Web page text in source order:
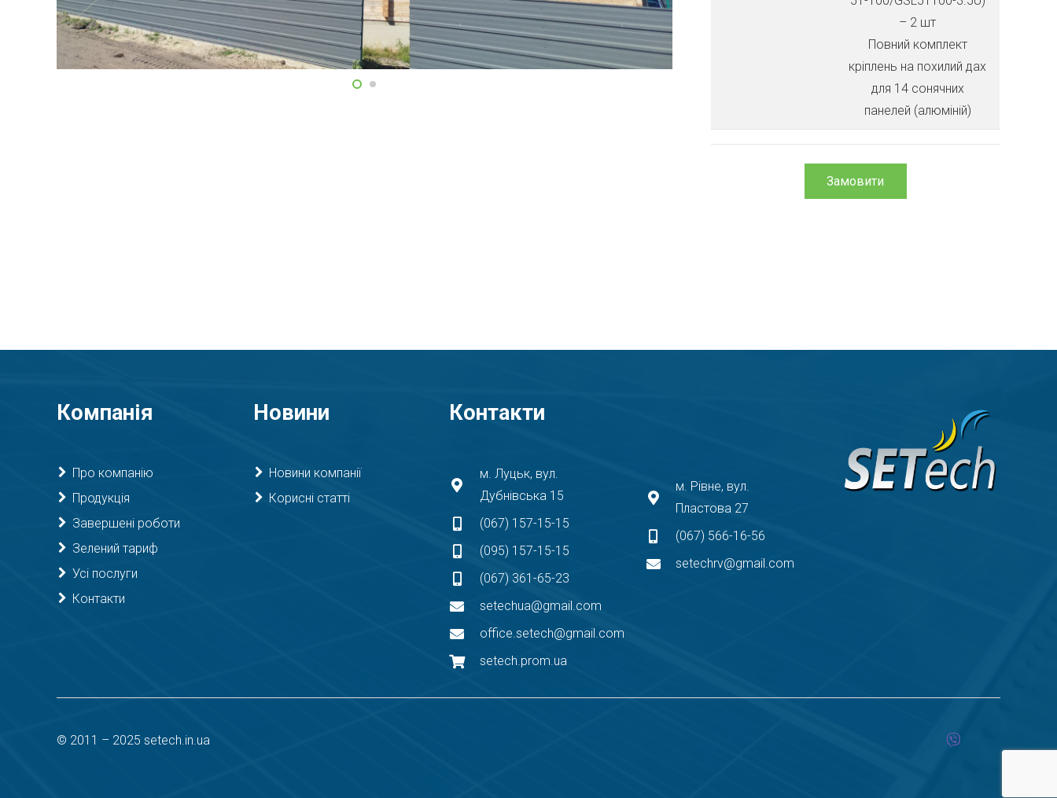
– 2 шт
Повний комплект
кріплень на похилий дах
для 14 сонячних
панелей (алюміній)
Замовити
Компанія
Про компанію
Продукція
Завершені роботи
Зелений тариф
Усі послуги
Контакти
Новини
Новини компанії
Корисні статті
Контакти
м. Луцьк, вул.
Дубнівська 15
(067) 157-15-15
(095) 157-15-15
(067) 361-65-23
setechua@gmail.com
office.setech@gmail.com
setech.prom.ua
м. Рівне, вул.
Пластова 27
(067) 566-16-56
setechrv@gmail.com
© 2011 – 2025 setech.in.ua